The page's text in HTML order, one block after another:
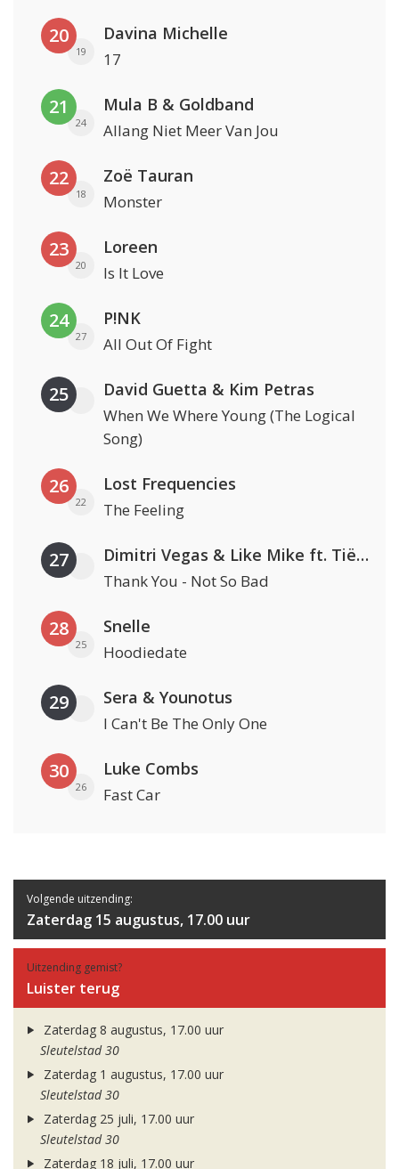
20
19
Davina Michelle
17
21
24
Mula B & Goldband
Allang Niet Meer Van Jou
22
18
Zoë Tauran
Monster
23
20
Loreen
Is It Love
24
27
P!NK
All Out Of Fight
25 David Guetta & Kim Petras
When We Where Young (The Logical
Song)
26
22
Lost Frequencies
The Feeling
27 Dimitri Vegas & Like Mike ft. Tiësto, W&W & Dido
Thank You - Not So Bad
28
25
Snelle
Hoodiedate
29 Sera & Younotus
I Can't Be The Only One
30
26
Luke Combs
Fast Car
Volgende uitzending:
Zaterdag 15 augustus, 17.00 uur
Uitzending gemist?
Luister terug
Zaterdag 8 augustus, 17.00 uur
Sleutelstad 30
Zaterdag 1 augustus, 17.00 uur
Sleutelstad 30
Zaterdag 25 juli, 17.00 uur
Sleutelstad 30
Zaterdag 18 juli, 17.00 uur